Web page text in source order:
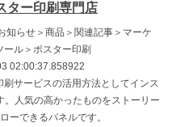
ター印刷専門店
知らせ＞商品＞関連記事＞マーケ
ール＞ポスター印刷
02:00:37.858922
刷サービスの活用方法としてインス
人気の高かったものをストーリー
ーできるパネルです。